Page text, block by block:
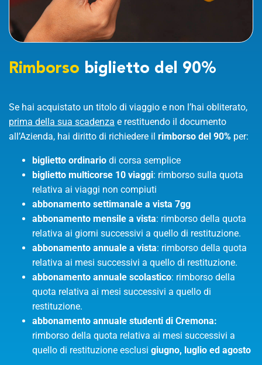
Rimborso biglietto del 90%
Se hai acquistato un titolo di viaggio e non l’hai obliterato,
prima della sua scadenza e restituendo il documento
all’Azienda, hai diritto di richiedere il rimborso del 90% per:
biglietto ordinario di corsa semplice
biglietto multicorse 10 viaggi: rimborso sulla quota
relativa ai viaggi non compiuti
abbonamento settimanale a vista 7gg
abbonamento mensile a vista: rimborso della quota
relativa ai giorni successivi a quello di restituzione.
abbonamento annuale a vista: rimborso della quota
relativa ai mesi successivi a quello di restituzione.
abbonamento annuale scolastico: rimborso della
quota relativa ai mesi successivi a quello di
restituzione.
abbonamento annuale studenti di Cremona:
rimborso della quota relativa ai mesi successivi a
quello di restituzione esclusi giugno, luglio ed agosto